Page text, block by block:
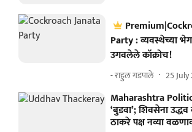
Party : व्यवस्थेच्या
उगवलेले कॉक्रोच!
- राहुल गडपाले 25
Maharashtra
‘बुडवा’; शिवसेना
ठाकरे पक्ष नव्या